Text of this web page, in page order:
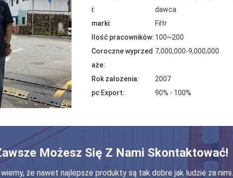
i:
dawca
marki:
Filtr
Ilość pracowników: 100~200
Coroczne wyprzed
aże:
7,000,000-9,000,000
Rok założenia:
2007
pc Export:
90% - 100%
Możesz Się Z Nami Skontaktować!
że nawet najlepsze produkty są tak dobre jak ludzie za nimi.